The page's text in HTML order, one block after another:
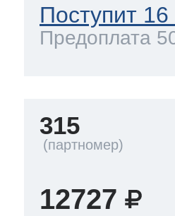
Поступит
Предоплата
315
12727